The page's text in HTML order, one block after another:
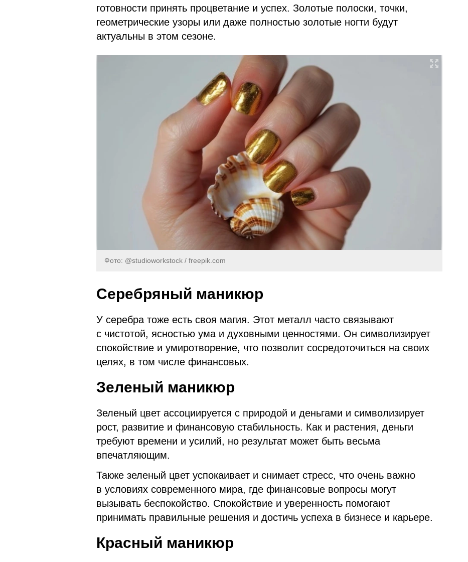
готовности принять процветание и успех. Золотые полоски, точки,
геометрические узоры или даже полностью золотые ногти будут
актуальны в этом сезоне.
Фото: @studioworkstock / freepik.com
Серебряный маникюр
У серебра тоже есть своя магия. Этот металл часто связывают
с чистотой, ясностью ума и духовными ценностями. Он символизирует
спокойствие и умиротворение, что позволит сосредоточиться на своих
целях, в том числе финансовых.
Зеленый маникюр
Зеленый цвет ассоциируется с природой и деньгами и символизирует
рост, развитие и финансовую стабильность. Как и растения, деньги
требуют времени и усилий, но результат может быть весьма
впечатляющим.
Также зеленый цвет успокаивает и снимает стресс, что очень важно
в условиях современного мира, где финансовые вопросы могут
вызывать беспокойство. Спокойствие и уверенность помогают
принимать правильные решения и достичь успеха в бизнесе и карьере.
Красный маникюр